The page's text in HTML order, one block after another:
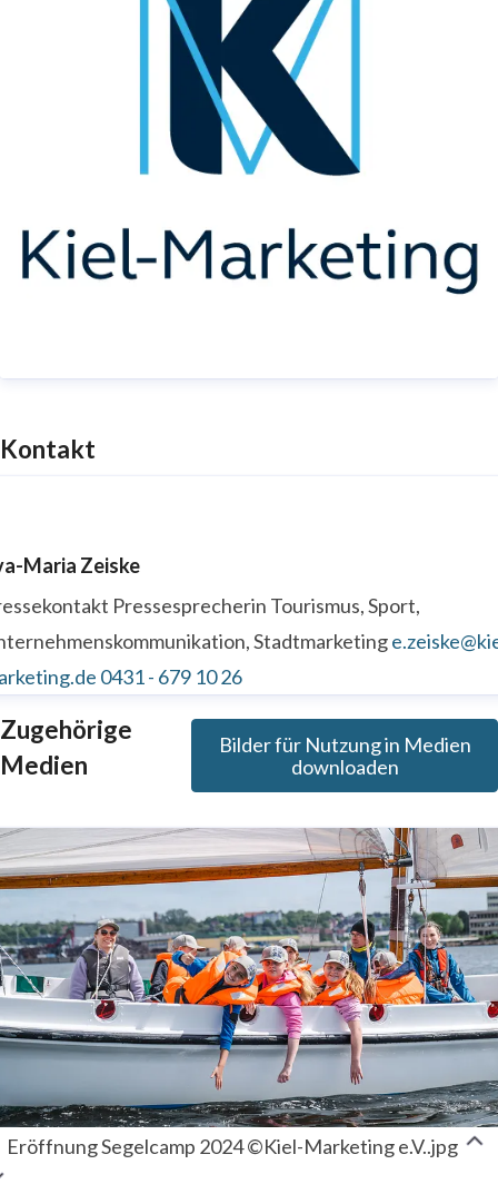
Kontakt
Maria Zeiske
Pressesprecherin Tourismus, Sport,
Stadtmarketing
0431 - 679 10 26
Zugehörige
Medien
Bilder für Nutzung in Medien
downloaden
Eröffnung Segelcamp 2024 ©Kiel-Marketing e.V..jpg